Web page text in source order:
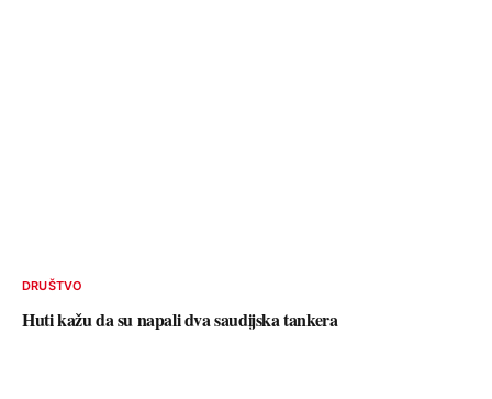
DRUŠTVO
Huti kažu da su napali dva saudijska tankera